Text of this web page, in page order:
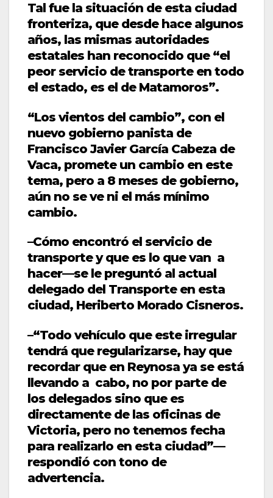
Tal fue la situación de esta ciudad
fronteriza, que desde hace algunos
años, las mismas autoridades
estatales han reconocido que “el
peor servicio de transporte en todo
el estado, es el de Matamoros”.
“Los vientos del cambio”, con el
nuevo gobierno panista de
Francisco Javier García Cabeza de
Vaca, promete un cambio en este
tema, pero a 8 meses de gobierno,
aún no se ve ni el más mínimo
cambio.
–Cómo encontró el servicio de
transporte y que es lo que van a
hacer—se le preguntó al actual
delegado del Transporte en esta
ciudad, Heriberto Morado Cisneros.
–“Todo vehículo que este irregular
tendrá que regularizarse, hay que
recordar que en Reynosa ya se está
llevando a cabo, no por parte de
los delegados sino que es
directamente de las oficinas de
Victoria, pero no tenemos fecha
para realizarlo en esta ciudad”—
respondió con tono de
advertencia.